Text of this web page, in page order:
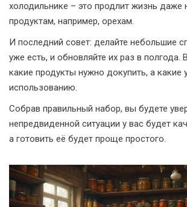
холодильнике – это продлит жизнь даже
продуктам, например, орехам.
И последний совет: делайте небольшие
уже есть, и обновляйте их раз в полгода.
какие продукты нужно докупить, а какие
использованию.
Собрав правильный набор, вы будете
непредвиденной ситуации у вас будет
а готовить её будет проще простого.